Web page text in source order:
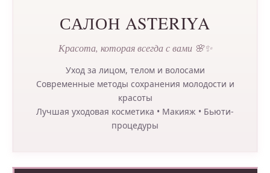
САЛОН ASTERIYA
Красота, которая всегда с вами 🌸✨
Уход за лицом, телом и волосами
Современные методы сохранения молодости и
красоты
Лучшая уходовая косметика • Макияж • Бьюти-
процедуры